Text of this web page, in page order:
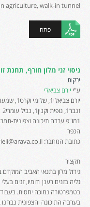
agriculture, walk-in tunnel
פתח
ניסוי זני מלון חורף, תחנת זוהר,
ירקות
ע"י יורם צביאלי
זנבר1, נופית וקנין1, נביל עומרי2
הכפר
כתובת המחבר: yzvieli@arava.co.il
תקציר
גידול מלון בתנאי האביב
גליה בזנים רענן ודומיו, זנים
בטמפרטורה נמוכה יחסית.
בערבה התיכונה והצפונית